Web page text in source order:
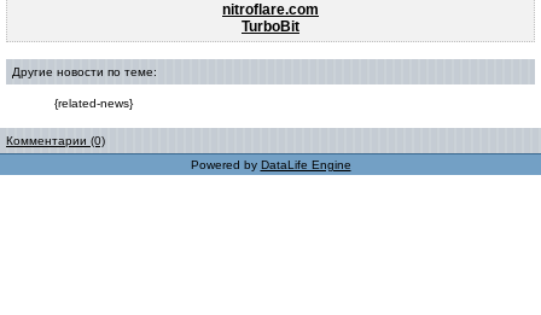
nitroflare.com
TurboBit
Другие новости по теме:
{related-news}
Комментарии (0)
Powered by DataLife Engine